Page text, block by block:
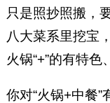
只是照抄照搬，
八大菜系里挖宝
火锅“+”的有特色
你对“火锅+中餐